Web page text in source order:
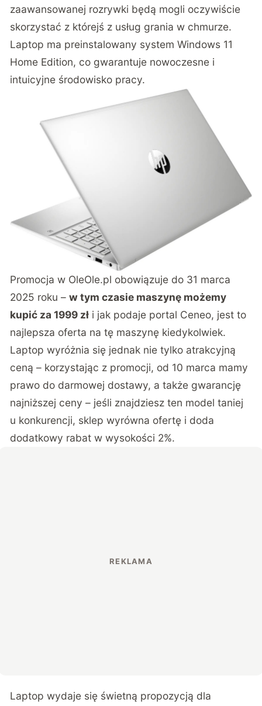
zaawansowanej rozrywki będą mogli oczywiście
skorzystać z którejś z usług grania w chmurze.
Laptop ma preinstalowany system Windows 11
Home Edition, co gwarantuje nowoczesne i
intuicyjne środowisko pracy.
Promocja w OleOle.pl obowiązuje do 31 marca
2025 roku –w tym czasie maszynę możemy
kupić za 1999 zł i jak podaje portal Ceneo, jest to
najlepsza oferta na tę maszynę kiedykolwiek.
Laptop wyróżnia się jednak nie tylko atrakcyjną
ceną – korzystając z promocji, od 10 marca mamy
prawo do darmowej dostawy, a także gwarancję
najniższej ceny – jeśli znajdziesz ten model taniej
u konkurencji, sklep wyrówna ofertę i doda
dodatkowy rabat w wysokości 2%.
Laptop wydaje się świetną propozycją dla